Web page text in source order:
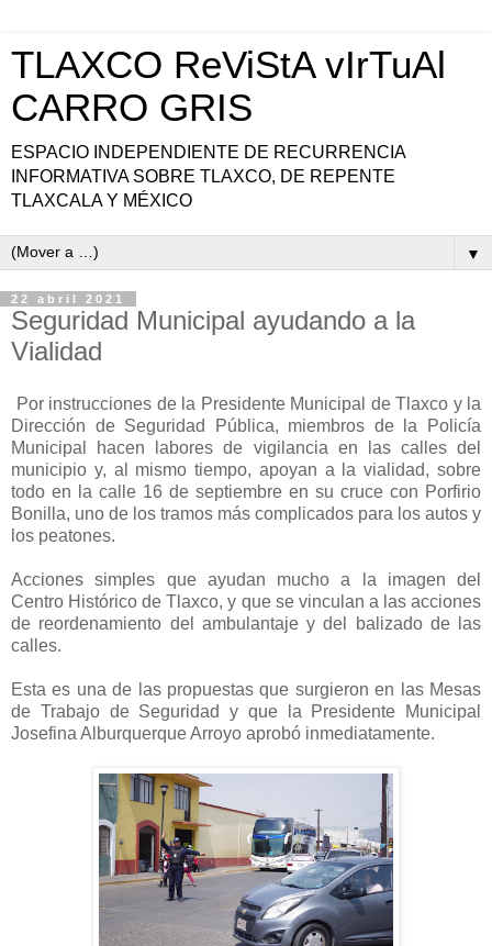
TLAXCO ReViStA vIrTuAl
CARRO GRIS
ESPACIO INDEPENDIENTE DE RECURRENCIA
INFORMATIVA SOBRE TLAXCO, DE REPENTE
TLAXCALA Y MÉXICO
▼
22 abril 2021
Seguridad Municipal ayudando a la
Vialidad
Por instrucciones de la Presidente Municipal de Tlaxco y la
Dirección de Seguridad Pública, miembros de la Policía
Municipal hacen labores de vigilancia en las calles del
municipio y, al mismo tiempo, apoyan a la vialidad, sobre
todo en la calle 16 de septiembre en su cruce con Porfirio
Bonilla, uno de los tramos más complicados para los autos y
los peatones.
Acciones simples que ayudan mucho a la imagen del
Centro Histórico de Tlaxco, y que se vinculan a las acciones
de reordenamiento del ambulantaje y del balizado de las
calles.
Esta es una de las propuestas que surgieron en las Mesas
de Trabajo de Seguridad y que la Presidente Municipal
Josefina Alburquerque Arroyo aprobó inmediatamente.